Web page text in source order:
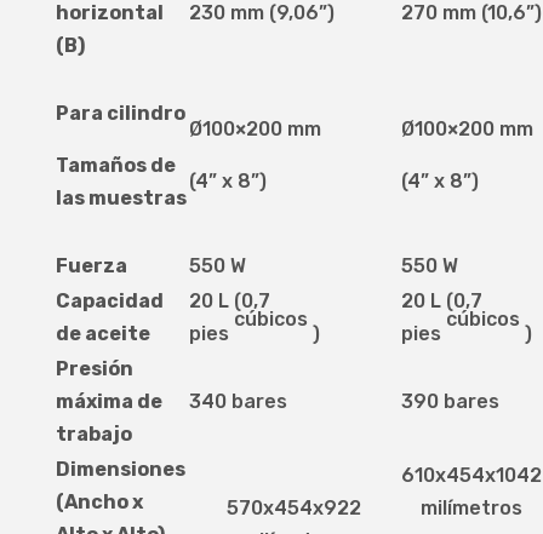
horizontal
(B)
230 mm (9,06”) 270 mm (10,6”)
Para cilindro
Tamaños de
las muestras
Ø100×200 mm
(4” x 8”)
Ø100×200 mm
(4” x 8”)
Fuerza 550 W
550 W
Capacidad
de aceite
20 L (0,7
pies
cúbicos
)
20 L (0,7
pies
cúbicos
)
Presión
máxima de
trabajo
340 bares 390 bares
Dimensiones
(Ancho x
570x454x922
610x454x1042
milímetros